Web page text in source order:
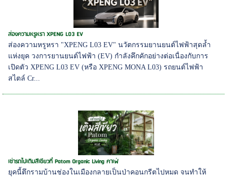
ส่องความหรูหรา XPENG L03 EV
ส่องความหรูหรา "XPENG L03 EV" นวัตกรรมยานยนต์ไฟฟ้าสุดล้ำ
แห่งยุค วงการยานยนต์ไฟฟ้า (EV) กำลังคึกคักอย่างต่อเนื่องกับการ
เปิดตัว XPENG L03 EV (หรือ XPENG MONA L03) รถยนต์ไฟฟ้า
สไตล์ Cr...
เช่ารถไปเติมสีเขียวที่ Patom Organic Living คาเฟ่
ยุคนี้ตึกรามบ้านช่องในเมืองกลายเป็นป่าคอนกรีตไปหมด จนทำให้